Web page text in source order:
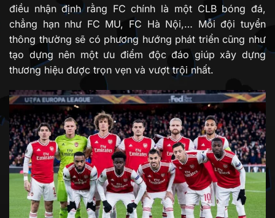
điều nhận định rằng FC chính là một CLB bóng đá,
chẳng hạn như FC MU, FC Hà Nội,… Mỗi đội tuyển
thông thường sẽ có phương hướng phát triển cũng như
tạo dựng nên một ưu điểm độc đáo giúp xây dựng
thương hiệu được trọn vẹn và vượt trội nhất.